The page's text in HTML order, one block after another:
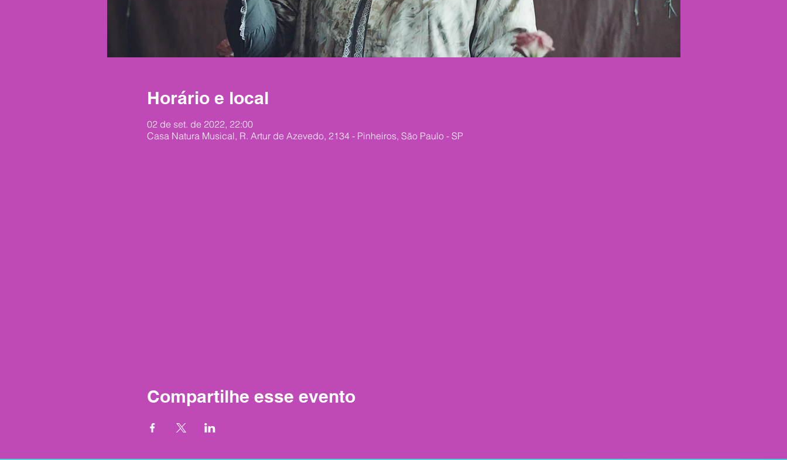
Horário e local
02 de set. de 2022, 22:00
Casa Natura Musical, R. Artur de Azevedo, 2134 - Pinheiros, São Paulo - SP
Compartilhe esse evento